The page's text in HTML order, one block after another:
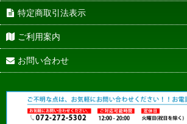
特定商取引法表示
ご利用案内
お問い合わせ